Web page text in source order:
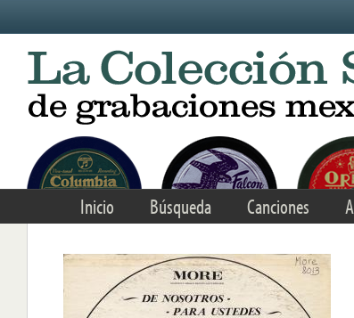
Inicio Búsqueda Canciones